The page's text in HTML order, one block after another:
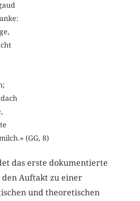
(GG, 8)
das erste dokumentierte
Auftakt zu einer
und theoretischen